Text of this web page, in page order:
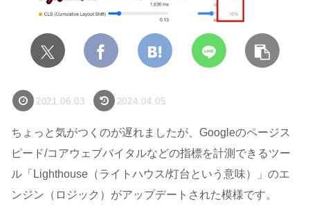
2021.06.03 2024.04.05
ちょっと気がつくのが遅れましたが、Googleのページス
ピード/コアウェブバイタルなどの指標を計測できるツー
ル「Lighthouse（ライトハウス/灯台という意味）」のエ
ンジン（ロジック）がアップデートされた模様です。